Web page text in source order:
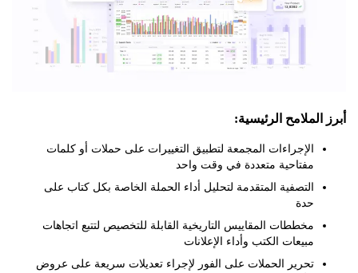
الرئيسية:
الإجراءات المجمعة لتطبيق التغييرات على حملات أو كلمات
مفتاحية متعددة في وقت واحد
التصفية المتقدمة لتحليل أداء الحملة الخاصة بكل كتاب على
مخططات المقاييس التاريخية القابلة للتخصيص لتتبع اتجاهات
مبيعات الكتب وأداء الإعلانات
تحرير الحملات على الفور لإجراء تعديلات سريعة على عروض